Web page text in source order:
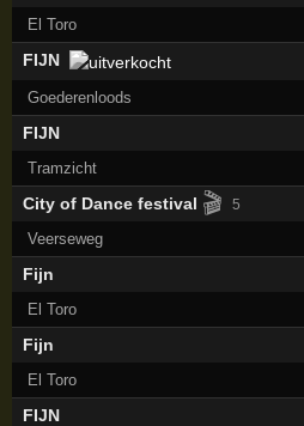
El Toro
FIJN
Goederenloods
FIJN
Tramzicht
City of Dance festival 🎬 5
Veerseweg
Fijn
El Toro
Fijn
El Toro
FIJN